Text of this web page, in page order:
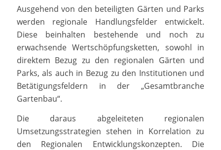
Ausgehend von den beteiligten Gärten und Parks
werden regionale Handlungsfelder entwickelt.
Diese beinhalten bestehende und noch zu
erwachsende Wertschöpfungsketten, sowohl in
direktem Bezug zu den regionalen Gärten und
Parks, als auch in Bezug zu den Institutionen und
Betätigungsfeldern in der „Gesamtbranche
Gartenbau“.
Die daraus abgeleiteten regionalen
Umsetzungsstrategien stehen in Korrelation zu
den Regionalen Entwicklungskonzepten. Die